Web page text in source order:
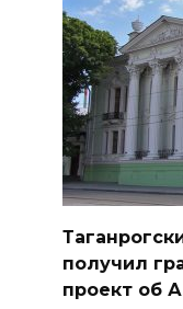
получил
проект об